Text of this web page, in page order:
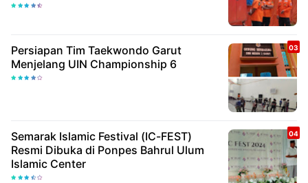
Persiapan Tim Taekwondo Garut
Menjelang UIN Championship 6
Semarak Islamic Festival (IC-FEST)
Resmi Dibuka di Ponpes Bahrul Ulum
Islamic Center